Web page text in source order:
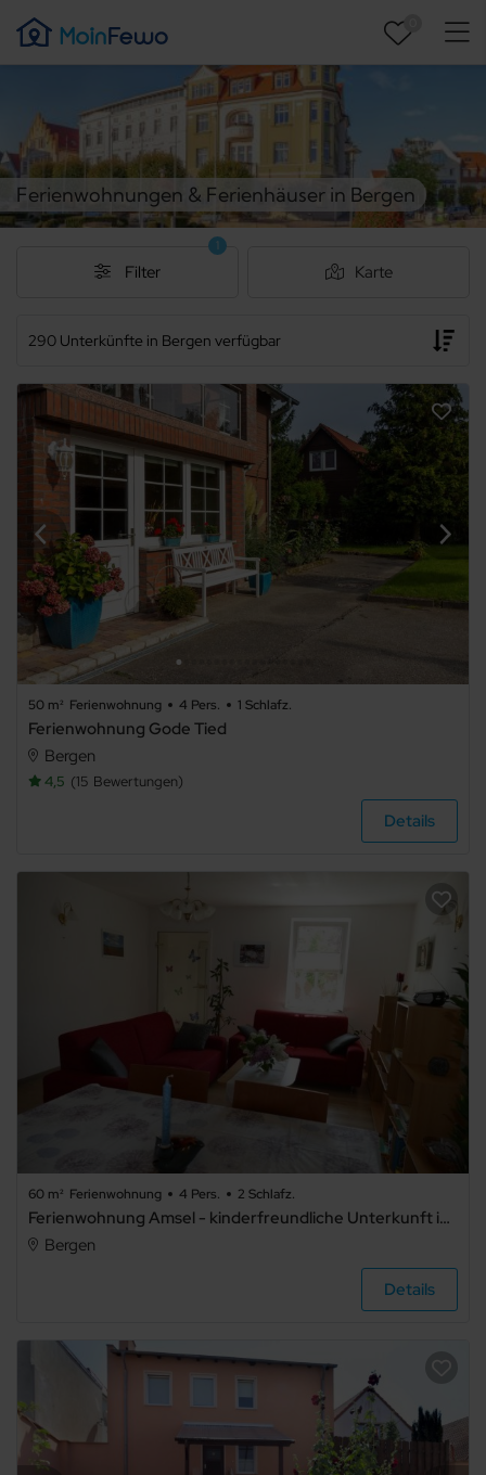
Ferienwohnungen & Ferienhäuser in Bergen
290 Unterkünfte in Bergen verfügbar
Filter
1
Karte
50 m² Ferienwohnung 4 Pers. 1 Schlafz.
Ferienwohnung Gode Tied
Bergen
4,5 15 Bewertungen
Details
60 m² Ferienwohnung 4 Pers. 2 Schlafz.
Ferienwohnung Amsel - kinderfreundliche Unterkunft in zentraler Lage
Bergen
Details